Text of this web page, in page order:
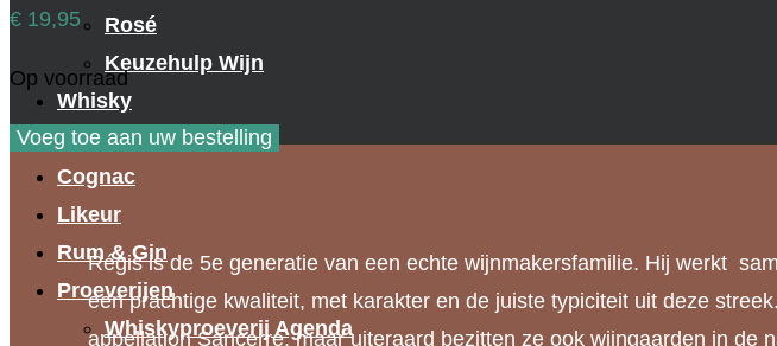
Rosé
Keuzehulp Wijn
Whisky
Whisky
Cognac
Likeur
Rum & Gin
Proeverijen
Whiskyproeverij Agenda
€ 19,95
Op voorraad
Regis
Jouan
Pouilly
Fumé
2020
Voeg toe aan uw bestelling
Régis is de 5e generatie van een echte wijnmakersfamilie. Hij werkt
een prachtige kwaliteit, met karakter en de juiste typiciteit uit deze
appellation Sancerre, maar uiteraard bezitten ze ook wijngaarden in de